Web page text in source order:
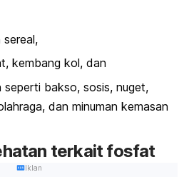
kembang kol, dan
seperti bakso, sosis, nuget,
dan minuman kemasan
terkait fosfat
Iklan